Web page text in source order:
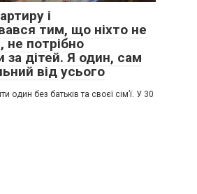
і
тим, що ніхто не
не потрібно
за дітей. Я один, сам
від усього
один без батьків та своєї сім’ї. У 30